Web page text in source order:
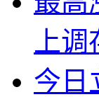
上
今日